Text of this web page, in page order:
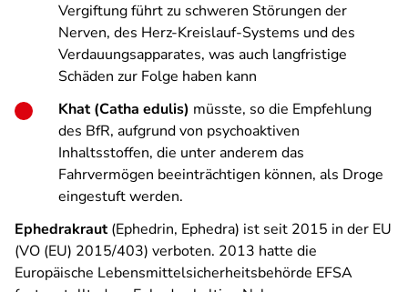
Vergiftung führt zu schweren Störungen der
Nerven, des Herz-Kreislauf-Systems und des
Verdauungsapparates, was auch langfristige
Schäden zur Folge haben kann
Khat (Catha edulis) müsste, so die Empfehlung
des BfR, aufgrund von psychoaktiven
Inhaltsstoffen, die unter anderem das
Fahrvermögen beeinträchtigen können, als Droge
eingestuft werden.
Ephedrakraut(Ephedrin, Ephedra) ist seit 2015 in der EU
(VO (EU) 2015/403) verboten. 2013 hatte die
Europäische Lebensmittelsicherheitsbehörde EFSA